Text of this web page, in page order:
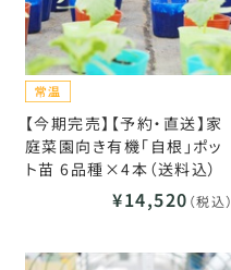
【今期完売】【予約・直送】家
庭菜園向き有機「自根」ポッ
ト苗 6品種×4本（送料込）
¥14,520 （税込）